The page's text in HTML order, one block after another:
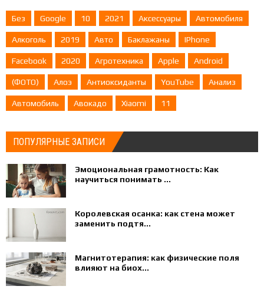
Без Google 10 2021 Аксессуары Автомобиля
Алкоголь 2019 Авто Баклажаны IPhone
Facebook 2020 Агротехника Apple Android
(ФОТО) Алоэ Антиоксиданты YouTube Анализ
Автомобиль Авокадо Xiaomi 11
ПОПУЛЯРНЫЕ ЗАПИСИ
Эмоциональная грамотность: Как
научиться понимать ...
Королевская осанка: как стена может
заменить подтя...
Магнитотерапия: как физические поля
влияют на биох...